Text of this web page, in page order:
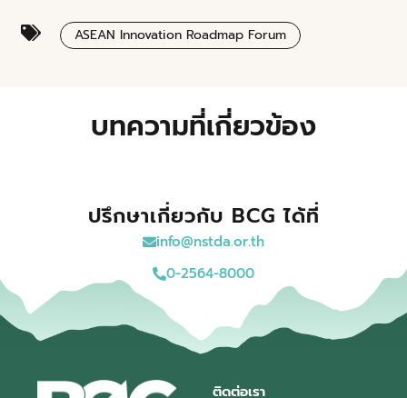
ASEAN Innovation Roadmap Forum
บทความที่เกี่ยวข้อง
ปรึกษาเกี่ยวกับ BCG ได้ที่
info@nstda.or.th
0-2564-8000
ติดต่อเรา